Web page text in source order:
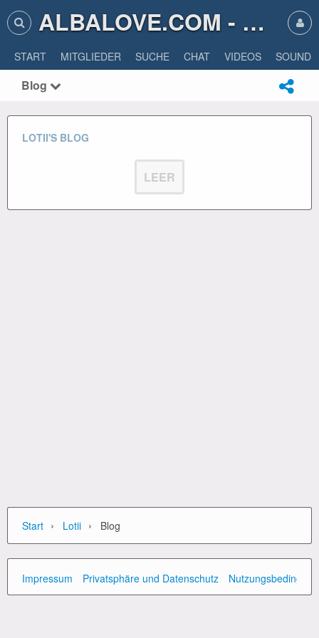
ALBALOVE.COM - ALBA LOVE
START MITGLIEDER SUCHE CHAT VIDEOS SOUNDS
Blog
LOTII'S BLOG
LEER
Start › Lotii › Blog
Impressum Privatsphäre und Datenschutz